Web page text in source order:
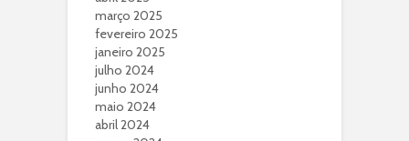
março 2025
fevereiro 2025
janeiro 2025
julho 2024
junho 2024
maio 2024
abril 2024